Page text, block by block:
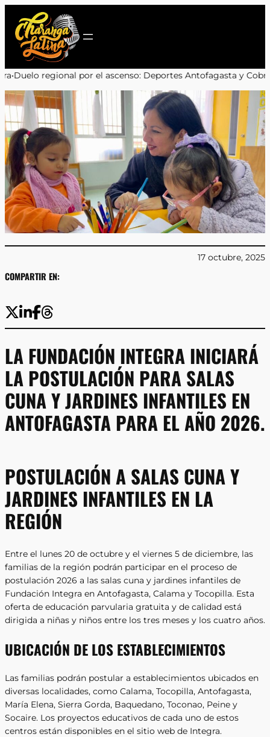
contenido
el ascenso: Deportes Antofagasta y Cobreloa se enfrentarán
COMPARTIR EN:
17 octubre, 2025
LA FUNDACIÓN INTEGRA INICIARÁ
LA POSTULACIÓN PARA SALAS
CUNA Y JARDINES INFANTILES EN
ANTOFAGASTA PARA EL AÑO 2026.
POSTULACIÓN A SALAS CUNA Y
JARDINES INFANTILES EN LA
REGIÓN
Entre el lunes 20 de octubre y el viernes 5 de diciembre, las
familias de la región podrán participar en el proceso de
postulación 2026 a las salas cuna y jardines infantiles de
Fundación Integra en Antofagasta, Calama y Tocopilla. Esta
oferta de educación parvularia gratuita y de calidad está
dirigida a niñas y niños entre los tres meses y los cuatro años.
UBICACIÓN DE LOS ESTABLECIMIENTOS
Las familias podrán postular a establecimientos ubicados en
diversas localidades, como Calama, Tocopilla, Antofagasta,
María Elena, Sierra Gorda, Baquedano, Toconao, Peine y
Socaire. Los proyectos educativos de cada uno de estos
centros están disponibles en el sitio web de Integra.